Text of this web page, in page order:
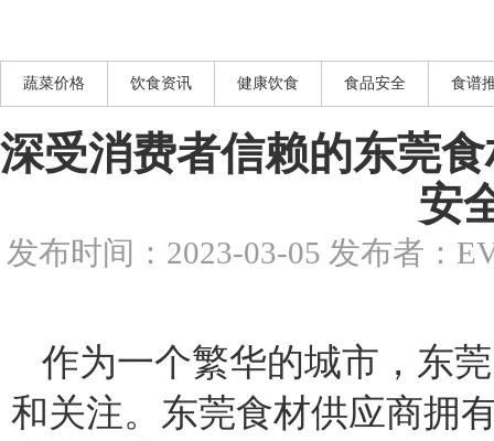
蔬菜价格 饮食资讯 健康饮食 食品安全 食谱
深受消费者信赖的东莞
安
发布时间：2023-03-05 发布者：
作为一个繁华的城市，东
和关注。东莞食材供应商拥